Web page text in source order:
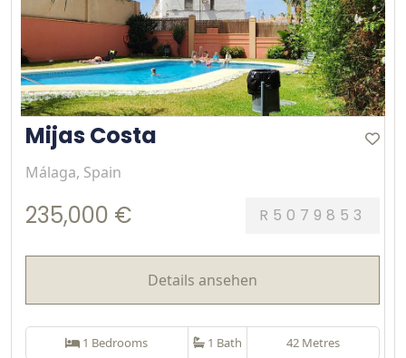
Mijas Costa
Málaga, Spain
235,000 € R5079853
Details ansehen
1 Bedrooms 1 Bath 42 Metres